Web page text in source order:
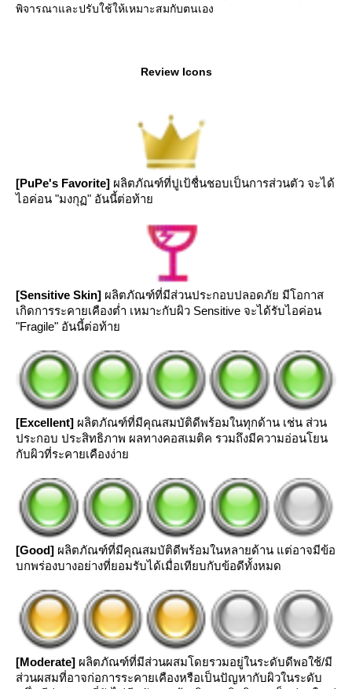
พิจารณาและปรับใช้ให้เหมาะสมกับตนเอง
Review Icons
[PuPe's Favorite] ผลิตภัณฑ์ที่ปูเป้ชื่นชอบเป็นการส่วนตัว จะได้
ไอค่อน "มงกุฏ" อันนี้ต่อท้า
[Sensitive Skin] ผลิตภัณฑ์ที่มีส่วนประกอบปลอดภัย มีโอกาส
เกิดการระคายเคืองต่ำ เหมาะกับผิว Sensitive จะได้รับไอค่อน
"Fragile" อันนี้ต่อท้า
[Excellent] ผลิตภัณฑ์ที่มีคุณสมบัติดีพร้อมในทุกด้าน เช่น ส่วน
ประกอบ ประสิทธิภาพ ผลทางคอสเมติค รวมถึงมีความอ่อนโยน
กับผิวที่ระคายเคืองง่า
[Good] ผลิตภัณฑ์ที่มีคุณสมบัติดีพร้อมในหลายด้าน แต่อาจมีข้อ
บกพร่องบางอย่างที่ยอมรับได้เมื่อเทียบกับข้อดีทั้งหมด
[Moderate] ผลิตภัณฑ์ที่มีส่วนผสมโดยรวมอยู่ในระดับดีพอใช้/มี
ส่วนผสมที่อาจก่อการระคายเคืองหรือเป็นปัญหากับผิวในระดับ